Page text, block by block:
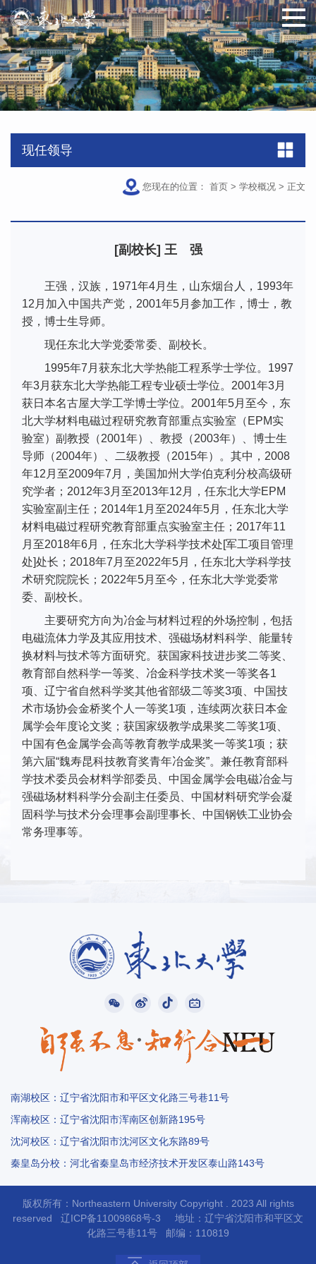
现任领导
您现在的位置： 首页 > 学校概况 > 正文
[副校长] 王 强
王强，汉族，1971年4月生，山东烟台人，1993年
12月加入中国共产党，2001年5月参加工作，博士，教
授，博士生导师。
现任东北大学党委常委、副校长。
1995年7月获东北大学热能工程系学士学位。1997
年3月获东北大学热能工程专业硕士学位。2001年3月
获日本名古屋大学工学博士学位。2001年5月至今，东
北大学材料电磁过程研究教育部重点实验室（EPM实
验室）副教授（2001年）、教授（2003年）、博士生
导师（2004年）、二级教授（2015年）。其中，2008
年12月至2009年7月，美国加州大学伯克利分校高级研
究学者；2012年3月至2013年12月，任东北大学EPM
实验室副主任；2014年1月至2024年5月，任东北大学
材料电磁过程研究教育部重点实验室主任；2017年11
月至2018年6月，任东北大学科学技术处[军工项目管理
处]处长；2018年7月至2022年5月，任东北大学科学技
术研究院院长；2022年5月至今，任东北大学党委常
委、副校长。
主要研究方向为冶金与材料过程的外场控制，包括
电磁流体力学及其应用技术、强磁场材料科学、能量转
换材料与技术等方面研究。获国家科技进步奖二等奖、
教育部自然科学一等奖、冶金科学技术奖一等奖各1
项、辽宁省自然科学奖其他省部级二等奖3项、中国技
术市场协会金桥奖个人一等奖1项，连续两次获日本金
属学会年度论文奖；获国家级教学成果奖二等奖1项、
中国有色金属学会高等教育教学成果奖一等奖1项；获
第六届“魏寿昆科技教育奖青年冶金奖”。兼任教育部科
学技术委员会材料学部委员、中国金属学会电磁冶金与
强磁场材料科学分会副主任委员、中国材料研究学会凝
固科学与技术分会理事会副理事长、中国钢铁工业协会
常务理事等。
南湖校区：辽宁省沈阳市和平区文化路三号巷11号
浑南校区：辽宁省沈阳市浑南区创新路195号
沈河校区：辽宁省沈阳市沈河区文化东路89号
秦皇岛分校：河北省秦皇岛市经济技术开发区泰山路143号
版权所有：Northeastern University Copyright . 2023 All rights
reserved 辽ICP备11009868号-3
地址：辽宁省沈阳市和平区文
化路三号巷11号 邮编：110819